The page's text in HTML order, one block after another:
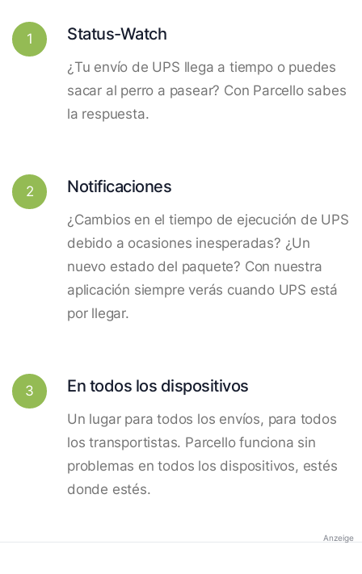
1 Status-Watch
¿Tu envío de UPS llega a tiempo o puedes
sacar al perro a pasear? Con Parcello sabes
la respuesta.
2 Notificaciones
¿Cambios en el tiempo de ejecución de UPS
debido a ocasiones inesperadas? ¿Un
nuevo estado del paquete? Con nuestra
aplicación siempre verás cuando UPS está
por llegar.
3 En todos los dispositivos
Un lugar para todos los envíos, para todos
los transportistas. Parcello funciona sin
problemas en todos los dispositivos, estés
donde estés.
Anzeige